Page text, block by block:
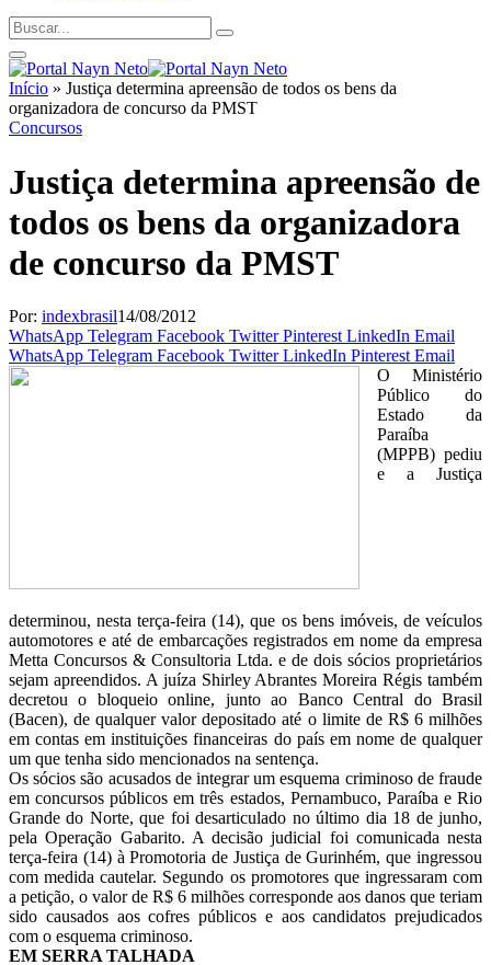
Início » Justiça determina apreensão de todos os bens da
organizadora de concurso da PMST
Concursos
Justiça determina apreensão de
todos os bens da organizadora
de concurso da PMST
Por: indexbrasil14/08/2012
WhatsApp Telegram Facebook Twitter Pinterest LinkedIn Email
WhatsApp Telegram Facebook Twitter LinkedIn Pinterest Email
O Ministério
Público do
Estado da
Paraíba
(MPPB) pediu
e a Justiça
determinou, nesta terça-feira (14), que os bens imóveis, de veículos
automotores e até de embarcações registrados em nome da empresa
Metta Concursos & Consultoria Ltda. e de dois sócios proprietários
sejam apreendidos. A juíza Shirley Abrantes Moreira Régis também
decretou o bloqueio online, junto ao Banco Central do Brasil
(Bacen), de qualquer valor depositado até o limite de R$ 6 milhões
em contas em instituições financeiras do país em nome de qualquer
um que tenha sido mencionados na sentença.
Os sócios são acusados de integrar um esquema criminoso de fraude
em concursos públicos em três estados, Pernambuco, Paraíba e Rio
Grande do Norte, que foi desarticulado no último dia 18 de junho,
pela Operação Gabarito. A decisão judicial foi comunicada nesta
terça-feira (14) à Promotoria de Justiça de Gurinhém, que ingressou
com medida cautelar. Segundo os promotores que ingressaram com
a petição, o valor de R$ 6 milhões corresponde aos danos que teriam
sido causados aos cofres públicos e aos candidatos prejudicados
com o esquema criminoso.
EM SERRA TALHADA